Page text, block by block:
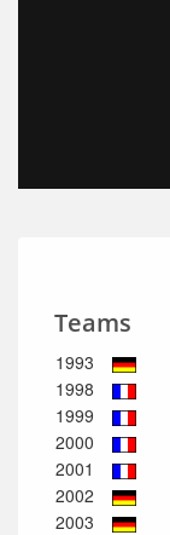
Teams
1993
1998
1999
2000
2001
2002
2003